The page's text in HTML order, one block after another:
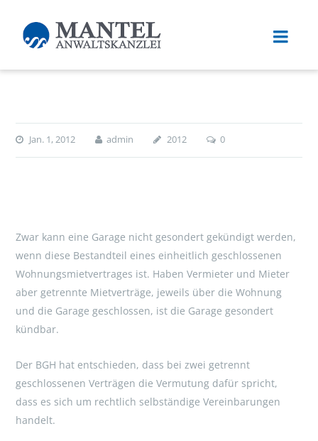
Jan. 1, 2012 admin 2012 0
Zwar kann eine Garage nicht gesondert gekündigt werden,
wenn diese Bestandteil eines einheitlich geschlossenen
Wohnungsmietvertrages ist. Haben Vermieter und Mieter
aber getrennte Mietverträge, jeweils über die Wohnung
und die Garage geschlossen, ist die Garage gesondert
kündbar.
Der BGH hat entschieden, dass bei zwei getrennt
geschlossenen Verträgen die Vermutung dafür spricht,
dass es sich um rechtlich selbständige Vereinbarungen
handelt.